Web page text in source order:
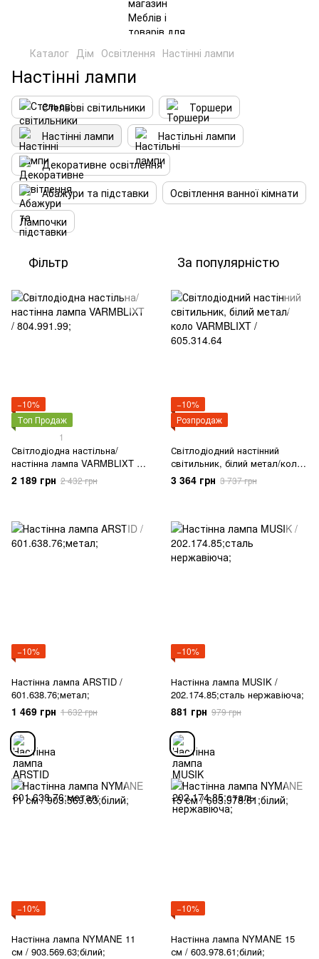
Каталог Дім Освітлення Настінні лампи
Настінні лампи
Стельові світильники
Торшери
Настінні лампи
Настільні лампи
Декоративне освітлення
Абажури та підставки
Освітлення ванної кімнати
Лампочки
Фільтр За популярністю
−10%
Топ Продаж
1
Світлодіодна настільна/
настінна лампа VARMBLIXT /
804.991.99;
2 189 грн 2 432 грн
−10%
Розпродаж
Світлодіодний настінний
світильник, білий метал/коло
VARMBLIXT / 605.314.64
3 364 грн 3 737 грн
−10%
Настінна лампа ARSTID /
601.638.76;метал;
1 469 грн 1 632 грн
−10%
Настінна лампа MUSIK /
202.174.85;сталь нержавіюча;
881 грн 979 грн
−10%
Настінна лампа NYMANE 11
см / 903.569.63;білий;
−10%
Настінна лампа NYMANE 15
см / 603.978.61;білий;